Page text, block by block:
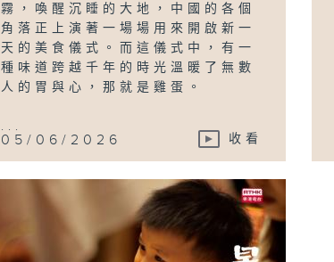
霧，喚醒沉睡的大地，中國的各個
角落正上演著一場場用來開啟新一
天的美食儀式。而這儀式中，有一
種味道跨越千年的時光溫暖了無數
人的胃與心，那就是雞蛋。
...
05/06/2026 收看